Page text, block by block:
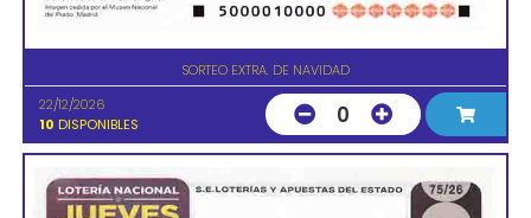
SORTEO EXTRA. DE NAVIDAD
22/12/2026
10 DISPONIBLES 0